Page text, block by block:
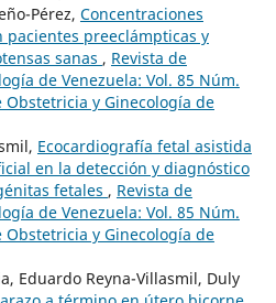
Pérez, Concentraciones
pacientes preeclámpticas y
sanas , Revista de
de Venezuela: Vol. 85 Núm.
Obstetricia y Ginecología de
Ecocardiografía fetal asistida
en la detección y diagnóstico
fetales , Revista de
de Venezuela: Vol. 85 Núm.
Obstetricia y Ginecología de
Eduardo Reyna-Villasmil, Duly